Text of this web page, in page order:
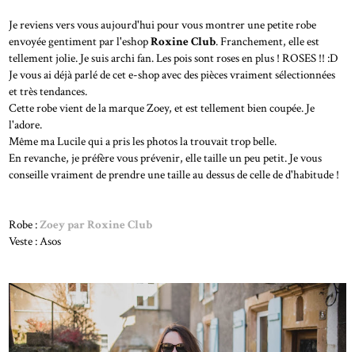
Je reviens vers vous aujourd'hui pour vous montrer une petite robe
envoyée gentiment par l'eshopRoxine Club. Franchement, elle est
tellement jolie. Je suis archi fan. Les pois sont roses en plus ! ROSES !! :D
Je vous ai déjà parlé de cet e-shop avec des pièces vraiment sélectionnées
et très tendances.
Cette robe vient de la marque Zoey, et est tellement bien coupée. Je
l'adore.
Même ma Lucile qui a pris les photos la trouvait trop belle.
En revanche, je préfère vous prévenir, elle taille un peu petit. Je vous
conseille vraiment de prendre une taille au dessus de celle de d'habitude !
Robe :Zoey par Roxine Club
Veste : Asos